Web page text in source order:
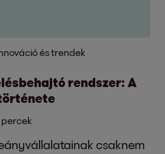
és trendek
rendszer: A
percek
csaknem